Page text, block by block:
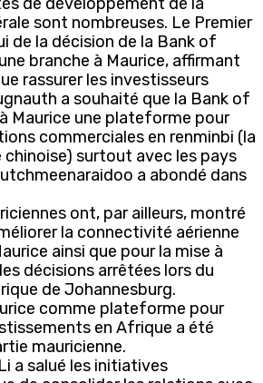
sont nombreuses. Le Premier
de la décision de la Bank of
branche à Maurice, affirmant
rassurer les investisseurs
a souhaité que la Bank of
Maurice une plateforme pour
commerciales en renminbi (la
chinoise) surtout avec les pays
a abondé dans
ont, par ailleurs, montré
la connectivité aérienne
ainsi que pour la mise à
décisions arrêtées lors du
de Johannesburg.
comme plateforme pour
en Afrique a été
mauricienne.
a salué les initiatives